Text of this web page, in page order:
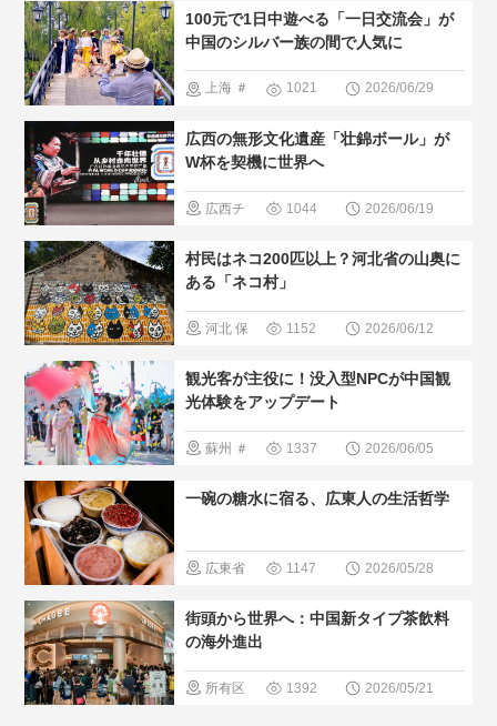
ルメ ＃人
気・おすす
の暮らし方
＃中国の少
数民族
100元で1日中遊べる「一日交流会」が
中国のシルバー族の間で人気に
上海 ＃
ト ＃人
気・おすす
の暮らし方
1021 2026/06/29
広西の無形文化遺産「壮錦ボール」が
W杯を契機に世界へ
広西チ
区 ＃無形
文化遺産
すすめ ＃
現地の暮ら
し方 ＃中
1044 2026/06/19
村民はネコ200匹以上？河北省の山奥に
ある「ネコ村」
河北 保
ト ＃人
気・おすす
の暮らし方
自然
1152 2026/06/12
観光客が主役に！没入型NPCが中国観
光体験をアップデート
蘇州 ＃
スポット
すすめ
1337 2026/06/05
一碗の糖水に宿る、広東人の生活哲学
広東省
ルメ ＃人
気・おすす
1147 2026/05/28
街頭から世界へ：中国新タイプ茶飲料
の海外進出
所有区 1392 2026/05/21